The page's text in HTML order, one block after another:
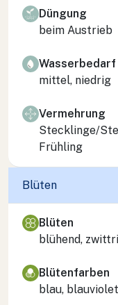
Düngung
beim Austrieb
Wasserbedarf
mittel, niedrig
Vermehrung
Stecklinge/
Frühling
Blüten
Blüten
blühend,
Blütenfarben
blau,